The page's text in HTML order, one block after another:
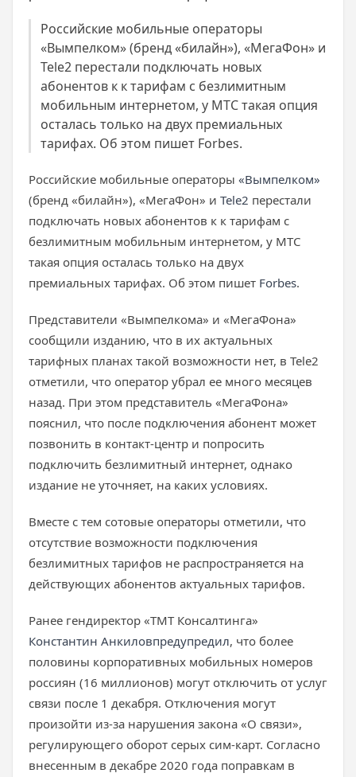
Российские мобильные операторы
«Вымпелком» (бренд «билайн»), «МегаФон» и
Tele2 перестали подключать новых
абонентов к к тарифам с безлимитным
мобильным интернетом, у МТС такая опция
осталась только на двух премиальных
тарифах. Об этом пишет Forbes.
Российские мобильные операторы «Вымпелком»
(бренд «билайн»), «МегаФон» и Tele2 перестали
подключать новых абонентов к к тарифам с
безлимитным мобильным интернетом, у МТС
такая опция осталась только на двух
премиальных тарифах. Об этом пишет Forbes.
Представители «Вымпелкома» и «МегаФона»
сообщили изданию, что в их актуальных
тарифных планах такой возможности нет, в Tele2
отметили, что оператор убрал ее много месяцев
назад. При этом представитель «МегаФона»
пояснил, что после подключения абонент может
позвонить в контакт-центр и попросить
подключить безлимитный интернет, однако
издание не уточняет, на каких условиях.
Вместе с тем сотовые операторы отметили, что
отсутствие возможности подключения
безлимитных тарифов не распространяется на
действующих абонентов актуальных тарифов.
Ранее гендиректор «ТМТ Консалтинга»
Константин Анкиловпредупредил, что более
половины корпоративных мобильных номеров
россиян (16 миллионов) могут отключить от услуг
связи после 1 декабря. Отключения могут
произойти из-за нарушения закона «О связи»,
регулирующего оборот серых сим-карт. Согласно
внесенным в декабре 2020 года поправкам в